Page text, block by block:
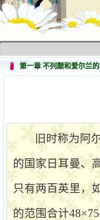
第一章 不列颠和爱尔兰
旧时称为阿
的国家日耳曼、
只有两百英里，
的范围合计48×